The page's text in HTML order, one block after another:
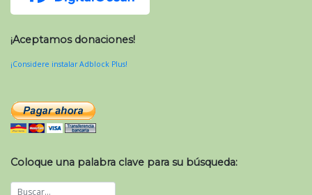
¡Aceptamos donaciones!
¡Considere instalar Adblock Plus!
Coloque una palabra clave para su búsqueda: